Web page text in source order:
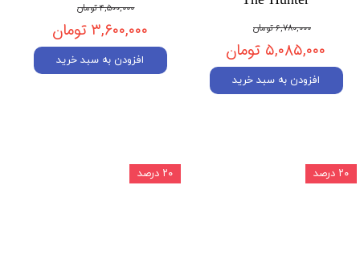
۶,۷۸۰,۰۰۰ تومان
۵,۰۸۵,۰۰۰ تومان
افزودن به سبد خرید
۴,۵۰۰,۰۰۰ تومان
۳,۶۰۰,۰۰۰ تومان
افزودن به سبد خرید
۲۰ درصد ۲۰ درصد